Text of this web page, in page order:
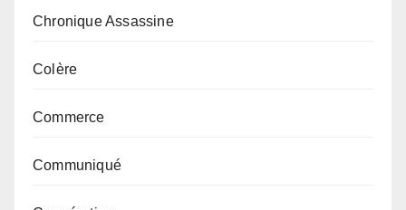
Chronique Assassine
Colère
Commerce
Communiqué